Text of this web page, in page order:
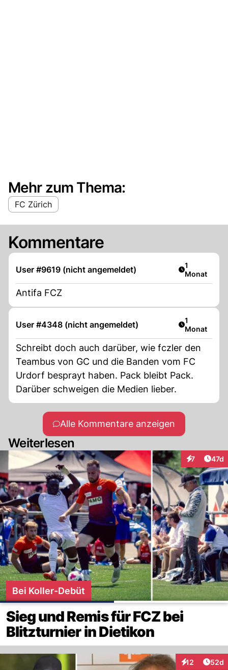
Mehr zum Thema:
FC Zürich
Kommentare
User #9619 (nicht angemeldet) Artikel
1
Monat
Antifa FCZ
User #4348 (nicht angemeldet) Artikel
1
Monat
Schreibt doch auch darüber, wie fczler den
Teambus von GC und die Banden vom FC
Urdorf besprayt haben. Pack bleibt Pack.
Darüber schweigen die Medien lieber.
Alle Kommentare anzeigen
Weiterlesen
7 47d
Bei Koller-Debüt
Sieg und Remis für FCZ bei
Blitzturnier in Dietikon
12
Interaktionen
52d